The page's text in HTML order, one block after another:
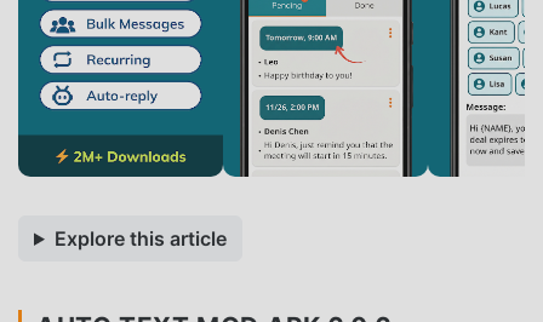
Explore this article